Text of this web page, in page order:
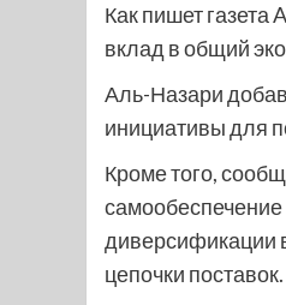
Как пишет газета
вклад в общий
Аль-Назари
инициативы для
Кроме того,
самообеспечение
диверсификации
цепочки поставок.